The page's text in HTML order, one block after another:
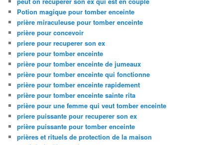
Potion magique pour tomber enceinte
prière miraculeuse pour tomber enceinte
prière pour concevoir
priere pour recuperer son ex
priere pour tomber enceinte
prière pour tomber enceinte de jumeaux
prière pour tomber enceinte qui fonctionne
prière pour tomber enceinte rapidement
prière pour tomber enceinte sainte rita
prière pour une femme qui veut tomber enceinte
priere puissante pour recuperer son ex
prière puissante pour tomber enceinte
prières et rituels de protection de la maison